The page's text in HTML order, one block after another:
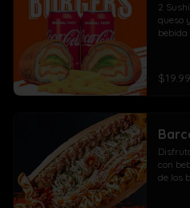
2
queso
bebida
con
de los